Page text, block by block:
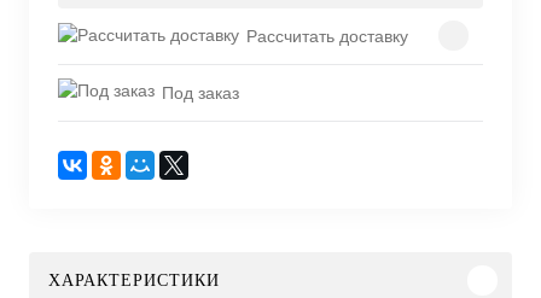
Рассчитать доставку
Под заказ
ХАРАКТЕРИСТИКИ